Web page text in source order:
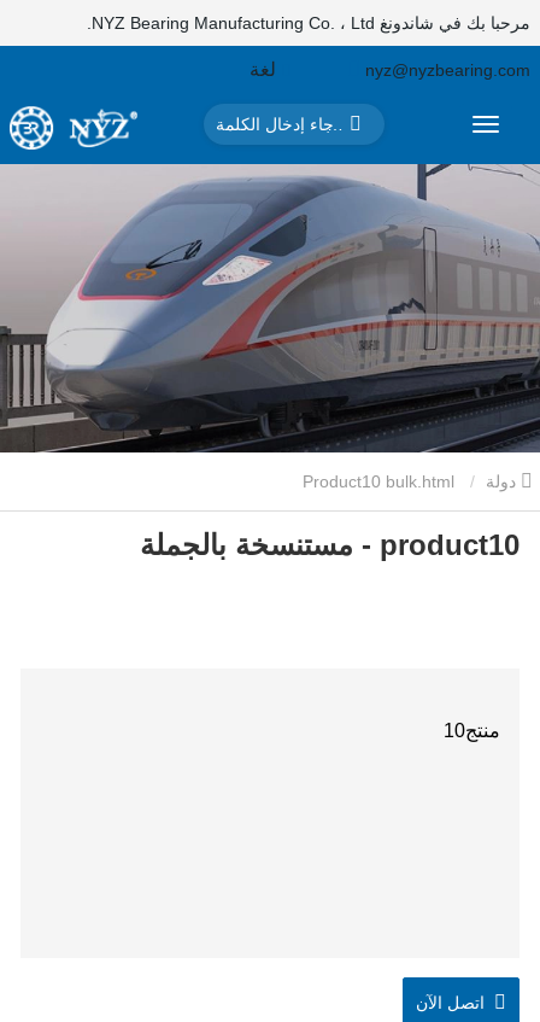
مرحبا بك في شاندونغ NYZ Bearing Manufacturing Co. ، Ltd.
nyz@nyzbearing.com لغة
product10 - مستنسخة بالجملة
منتج10
اتصل الآن